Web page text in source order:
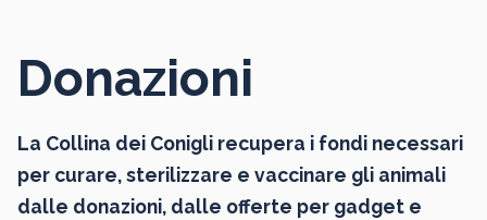
Donazioni
La Collina dei Conigli recupera i fondi necessari
per curare, sterilizzare e vaccinare gli animali
dalle donazioni, dalle offerte per gadget e